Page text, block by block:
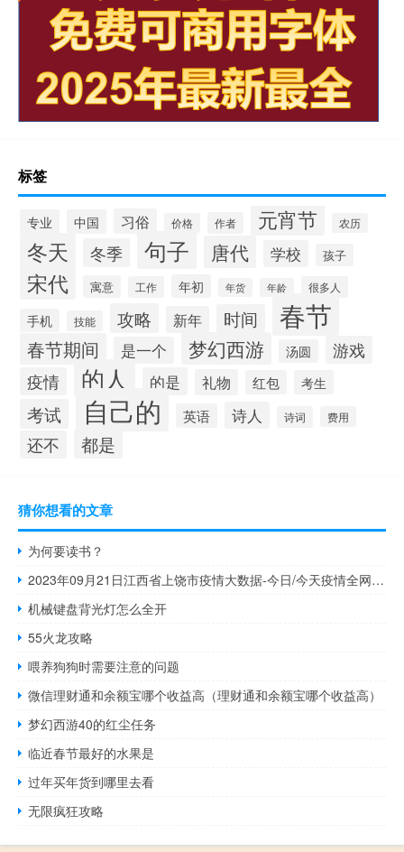
标签
专业 中国 习俗 价格 作者 元宵节 农历
冬天 冬季 句子 唐代 学校 孩子
宋代 寓意 工作 年初 年货 年龄 很多人
手机 技能 攻略 新年 时间 春节
春节期间 是一个 梦幻西游 汤圆
游戏
疫情
的人 的是 礼物 红包 考生
考试 自己的 英语 诗人 诗词 费用
还不 都是
猜你想看的文章
为何要读书？
2023年09月21日江西省上饶市疫情大数据-今日/今天疫情全网搜索最新实时消息动态情况通知播报
机械键盘背光灯怎么全开
55火龙攻略
喂养狗狗时需要注意的问题
微信理财通和余额宝哪个收益高（理财通和余额宝哪个收益高）
梦幻西游40的红尘任务
临近春节最好的水果是
过年买年货到哪里去看
无限疯狂攻略